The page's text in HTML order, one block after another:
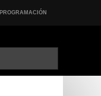
PROGRAMACIÓN